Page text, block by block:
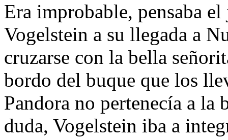
Era improbable, pensaba
Vogelstein a su llegada a
cruzarse con la bella
bordo del buque que los
Pandora no pertenecía a la
duda, Vogelstein iba a